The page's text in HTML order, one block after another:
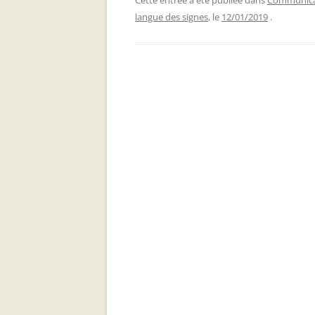
langue des signes, le 12/01/2019 .